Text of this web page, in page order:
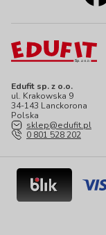
Edufit sp. z o.o.
ul. Krakowska 9
34-143 Lanckorona
Polska
sklep@edufit.pl
0 801 528 202